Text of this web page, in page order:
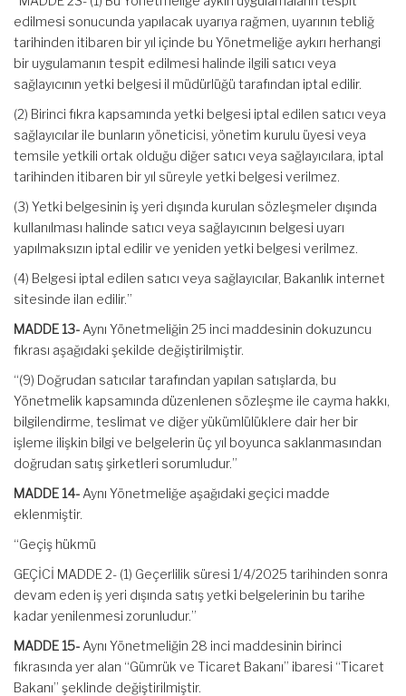
edilmesi sonucunda yapılacak uyarıya rağmen, uyarının tebliğ
tarihinden itibaren bir yıl içinde bu Yönetmeliğe aykırı herhangi
bir uygulamanın tespit edilmesi halinde ilgili satıcı veya
sağlayıcının yetki belgesi il müdürlüğü tarafından iptal edilir.
(2) Birinci fıkra kapsamında yetki belgesi iptal edilen satıcı veya
sağlayıcılar ile bunların yöneticisi, yönetim kurulu üyesi veya
temsile yetkili ortak olduğu diğer satıcı veya sağlayıcılara, iptal
tarihinden itibaren bir yıl süreyle yetki belgesi verilmez.
(3) Yetki belgesinin iş yeri dışında kurulan sözleşmeler dışında
kullanılması halinde satıcı veya sağlayıcının belgesi uyarı
yapılmaksızın iptal edilir ve yeniden yetki belgesi verilmez.
(4) Belgesi iptal edilen satıcı veya sağlayıcılar, Bakanlık internet
sitesinde ilan edilir.”
MADDE 13- Aynı Yönetmeliğin 25 inci maddesinin dokuzuncu
fıkrası aşağıdaki şekilde değiştirilmiştir.
“(9) Doğrudan satıcılar tarafından yapılan satışlarda, bu
Yönetmelik kapsamında düzenlenen sözleşme ile cayma hakkı,
bilgilendirme, teslimat ve diğer yükümlülüklere dair her bir
işleme ilişkin bilgi ve belgelerin üç yıl boyunca saklanmasından
doğrudan satış şirketleri sorumludur.”
MADDE 14- Aynı Yönetmeliğe aşağıdaki geçici madde
eklenmiştir.
“Geçiş hükmü
GEÇİCİ MADDE 2- (1) Geçerlilik süresi 1/4/2025 tarihinden sonra
devam eden iş yeri dışında satış yetki belgelerinin bu tarihe
kadar yenilenmesi zorunludur.”
MADDE 15- Aynı Yönetmeliğin 28 inci maddesinin birinci
fıkrasında yer alan “Gümrük ve Ticaret Bakanı” ibaresi “Ticaret
Bakanı” şeklinde değiştirilmiştir.